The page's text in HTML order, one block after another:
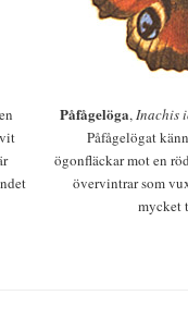
Påfågelöga,Inachis
Påfågelögat
ögonfläckar mot en
övervintrar som
mycket